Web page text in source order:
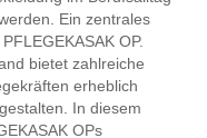
Ein zentrales
OP.
bietet zahlreiche
erheblich
In diesem
OPs